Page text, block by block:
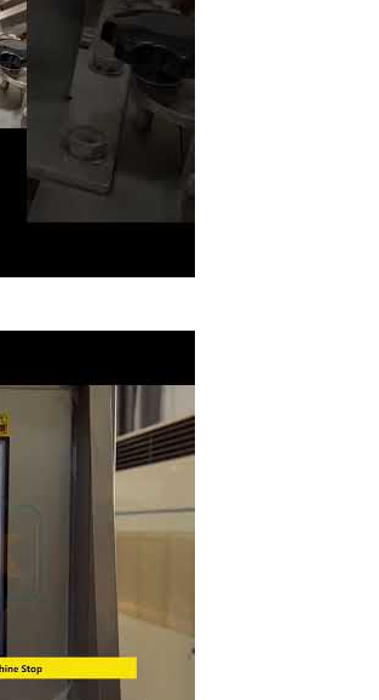
グパティ包装機